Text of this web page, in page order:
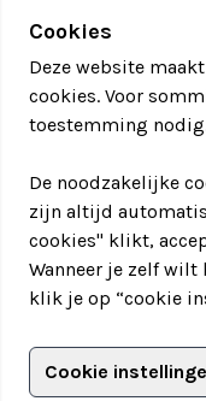
Adverteren?
Cookies
Deze website
cookies. Voor
toestemming
De noodzakelijke
zijn altijd
cookies" klikt,
Wanneer je zelf wilt
klik je op “cookie
Cookie